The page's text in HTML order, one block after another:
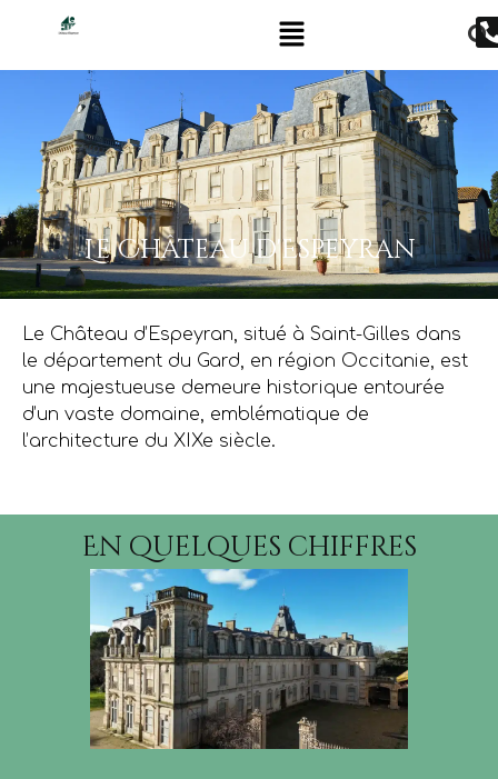
Le Château d'Espeyran
Le Château d’Espeyran, situé à Saint-Gilles dans
le département du Gard, en région Occitanie, est
une majestueuse demeure historique entourée
d’un vaste domaine, emblématique de
l’architecture du XIXe siècle.
En quelques chiffres